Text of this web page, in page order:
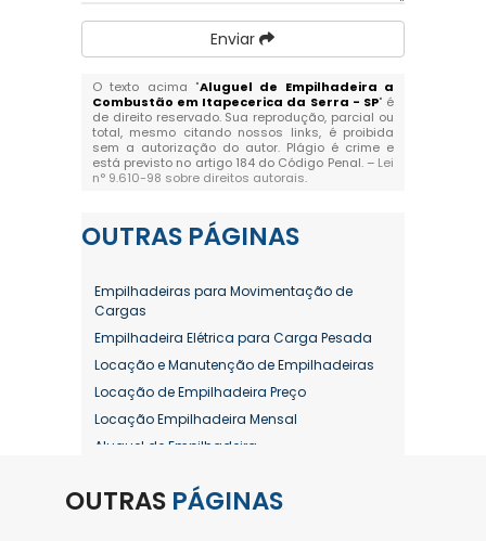
Enviar
O texto acima "Aluguel de Empilhadeira a
Combustão em Itapecerica da Serra - SP" é
de direito reservado. Sua reprodução, parcial ou
total, mesmo citando nossos links, é proibida
sem a autorização do autor. Plágio é crime e
está previsto no artigo 184 do Código Penal. – Lei
n° 9.610-98 sobre direitos autorais.
OUTRAS PÁGINAS
Empilhadeiras para Movimentação de
Cargas
Empilhadeira Elétrica para Carga Pesada
Locação e Manutenção de Empilhadeiras
Locação de Empilhadeira Preço
Locação Empilhadeira Mensal
Aluguel de Empilhadeira
Aluguel de Empilhadeira Diária Valor
OUTRAS PÁGINAS